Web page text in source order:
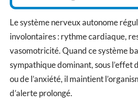
Le système nerveux autonome
involontaires : rythme cardiaque,
vasomotricité. Quand ce système
sympathique dominant, sous l’effet
ou de l’anxiété, il maintient
d’alerte prolongé.